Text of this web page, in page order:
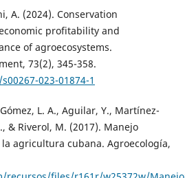
A. (2024). Conservation
profitability and
of agroecosystems.
73(2), 345-358.
023-01874-1
L. A., Aguilar, Y., Martínez-
& Riverol, M. (2017). Manejo
agricultura cubana. Agroecología,